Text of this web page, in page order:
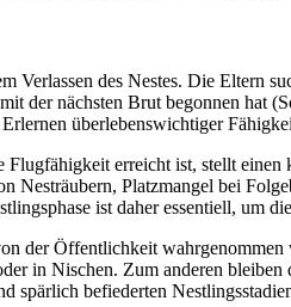
Verlassen des Nestes. Die Eltern
der nächsten Brut begonnen hat
überlebenswichtiger
Flugfähigkeit erreicht ist, stellt
Nesträubern, Platzmangel bei
ist daher essentiell, um
der Öffentlichkeit
in Nischen. Zum anderen
spärlich befiederten